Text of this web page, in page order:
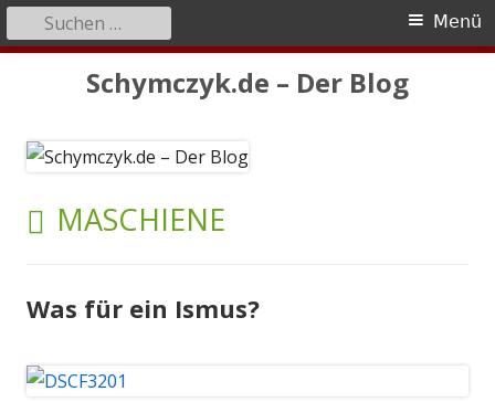
Schymczyk.de – Der Blog
Primäres
Menü
Suchen
nach:
SCHLAGWORT:
MASCHIENE
Was für ein Ismus?